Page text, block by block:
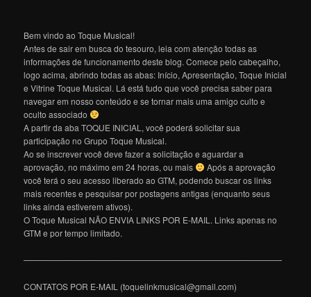
Bem vindo ao Toque Musical!
Antes de sair em busca do tesouro, leia com atenção todas as
informações de funcionamento deste blog. Comece pelo cabeçalho,
logo acima, abrindo todas as abas: Início, Apresentação, Toque Inicial
e Vitrine Toque Musical. Lá está tudo que você precisa saber para
navegar em nosso conteúdo e se tornar mais uma amigo culto e
oculto associado
A partir da aba TOQUE INICIAL, você poderá solicitar sua
participação no Grupo Toque Musical.
Ao se inscrever você deve fazer a solicitação e aguardar a
aprovação, no máximo em 24 horas, ou mais
Após a aprovação
você terá o seu acesso liberado ao GTM, podendo buscar os links
mais recentes e pesquisar por postagens antigas (enquanto seus
links ainda estiverem ativos).
O Toque Musical NÃO ENVIA LINKS POR E-MAIL. Links apenas no
GTM e por tempo limitado.
———————————————————————————————
CONTATOS POR E-MAIL (toquelinkmusical@gmail.com)